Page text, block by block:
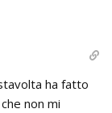
ha fatto
non mi